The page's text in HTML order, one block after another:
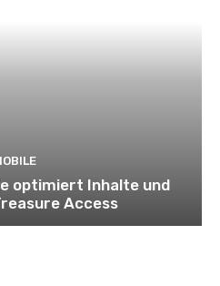
optimiert Inhalte und
Access